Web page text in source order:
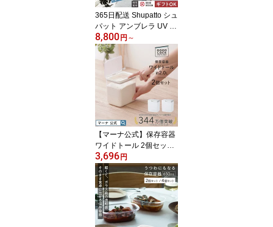
利グッズ レビューでスポ
ンジ
365日配送 Shupatto シュ
パット アンブレラ UV 55
cm【マーナ公式】限定カ
ラー 日傘 軽量 長傘 遮熱
遮光 晴雨兼用 16本骨 メ
ンズ UVカット 涼しい お
しゃれ かわいい 畳みや
すい たたまない 子供 ギ
フト 小さめ ショート S5
8,800 円 ～
【マーナ公式】保存容器
ワイドトール 2個セット
パッキン付 調味料入れ
ワンタッチ 麦茶パック
収納 容器 四角 調味料ケ
ース キャニスター 小麦
粉 1kg 袋ごと プロテイ
ン 砂糖 4L キッチン 便利
グッズ おしゃれ プラス
3,696 円